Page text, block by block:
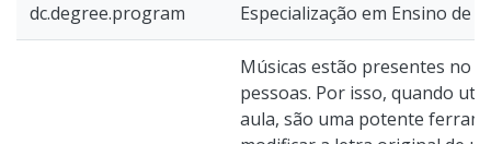
dc.degree.program Especialização em Ensino de
Músicas estão presentes no
pessoas. Por isso, quando
aula, são uma potente